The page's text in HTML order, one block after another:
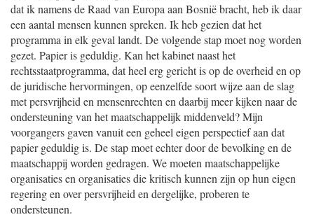
dat ik namens de Raad van Europa aan Bosnië bracht, heb ik daar
een aantal mensen kunnen spreken. Ik heb gezien dat het
programma in elk geval landt. De volgende stap moet nog worden
gezet. Papier is geduldig. Kan het kabinet naast het
rechtsstaatprogramma, dat heel erg gericht is op de overheid en op
de juridische hervormingen, op eenzelfde soort wijze aan de slag
met persvrijheid en mensenrechten en daarbij meer kijken naar de
ondersteuning van het maatschappelijk middenveld? Mijn
voorgangers gaven vanuit een geheel eigen perspectief aan dat
papier geduldig is. De stap moet echter door de bevolking en de
maatschappij worden gedragen. We moeten maatschappelijke
organisaties en organisaties die kritisch kunnen zijn op hun eigen
regering en over persvrijheid en dergelijke, proberen te
ondersteunen.